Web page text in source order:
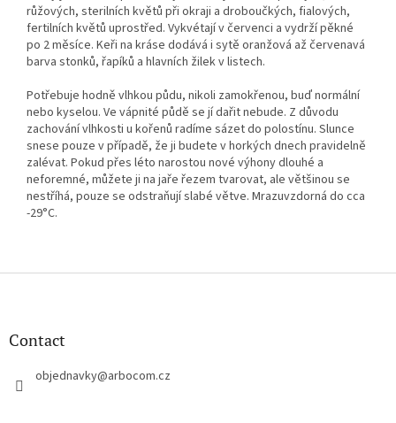
růžových, sterilních květů při okraji a droboučkých, fialových,
fertilních květů uprostřed. Vykvétají v červenci a vydrží pěkné
po 2 měsíce. Keři na kráse dodává i sytě oranžová až červenavá
barva stonků, řapíků a hlavních žilek v listech.
Potřebuje hodně vlhkou půdu, nikoli zamokřenou, buď normální
nebo kyselou. Ve vápnité půdě se jí dařit nebude. Z důvodu
zachování vlhkosti u kořenů radíme sázet do polostínu. Slunce
snese pouze v případě, že ji budete v horkých dnech pravidelně
zalévat. Pokud přes léto narostou nové výhony dlouhé a
neforemné, můžete ji na jaře řezem tvarovat, ale většinou se
nestříhá, pouze se odstraňují slabé větve. Mrazuvzdorná do cca
-29°C.
P
Contact
objednavky@arbocom.cz